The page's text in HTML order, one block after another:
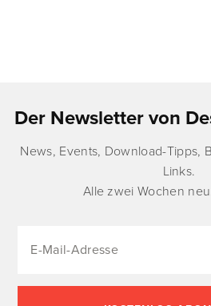
Der Newsletter von
News, Events, Download-Tipps,
Links.
Alle zwei Wochen